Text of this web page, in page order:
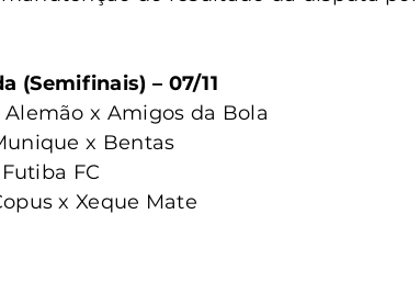
(Semifinais) – 07/11
Alemão x Amigos da Bola
x Bentas
FC
x Xeque Mate